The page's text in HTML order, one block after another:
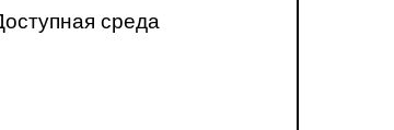
среда